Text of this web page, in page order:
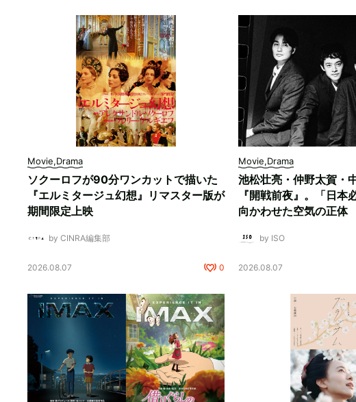
Movie,Drama
ソクーロフが90分ワンカットで描いた
『エルミタージュ幻想』リマスター版が
期間限定上映
by CINRA編集部
2026.08.07 0
Movie,Drama
池松壮亮・仲野太賀・
『開戦前夜』。「日本
向かわせた空気の正体
by ISO
2026.08.07